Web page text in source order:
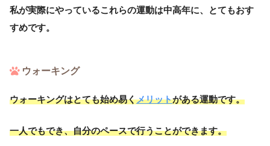
私が実際にやっているこれらの運動は中高年に、とてもおす
すめです。
ウォーキング
ウォーキングはとても始め易くメリットがある運動です。
一人でもでき、自分のペースで行うことができます。